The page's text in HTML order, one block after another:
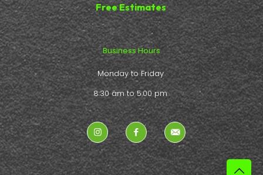
Free Estimates
Business Hours
Monday to Friday
8:30 am to 5:00 pm